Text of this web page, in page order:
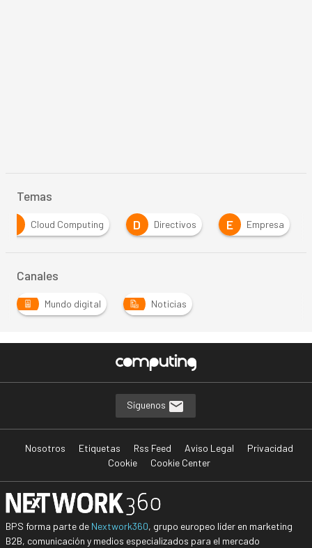
Temas
Cloud Computing D Directivos E Empresa
Canales
Mundo digital Noticias
Síguenos
Nosotros Etiquetas Rss Feed Aviso Legal
Privacidad
Cookie
Cookie Center
BPS forma parte de Nextwork360, grupo europeo líder en marketing
B2B, comunicación y medios especializados para el mercado